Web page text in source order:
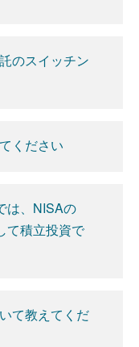
のスイッチン
ください
は、NISAの
て積立投資で
て教えてくだ